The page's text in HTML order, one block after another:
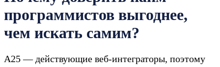
программистов выгоднее,
чем искать самим?
А25 — действующие веб-интеграторы, поэтому